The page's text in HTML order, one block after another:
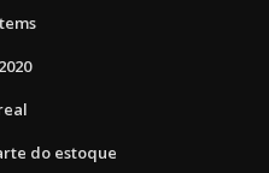
do estoque